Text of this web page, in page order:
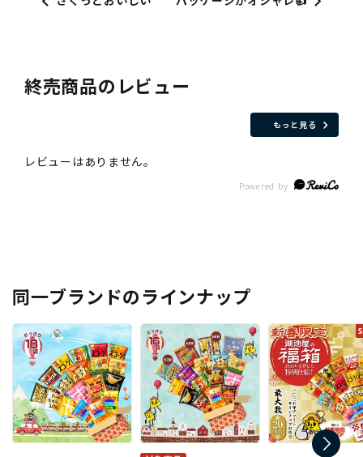
終売商品のレビュー
もっと見る
同一ブランドのラインナップ